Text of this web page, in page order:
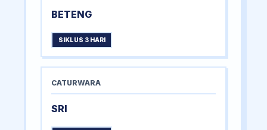
BETENG
SIKLUS 3 HARI
CATURWARA
SRI